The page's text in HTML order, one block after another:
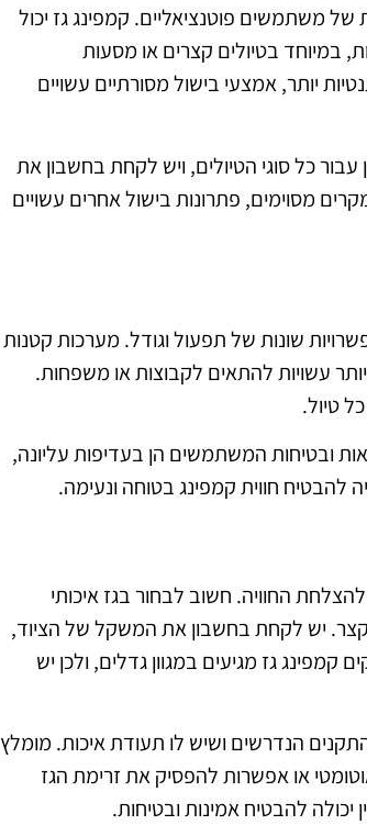
משתמשים פוטנציאליים. קמפינג גז יכול
במיוחד בטיולים קצרים או מסעות
יותר, אמצעי בישול מסורתיים עשויים
כל סוגי הטיולים, ויש לקחת בחשבון את
מסוימים, פתרונות בישול אחרים עשויים
שונות של תפעול וגודל. מערכות קטנות
עשויות להתאים לקבוצות או משפחות.
טיול.
ובטיחות המשתמשים הן בעדיפות עליונה,
להבטיח חווית קמפינג בטוחה ונעימה.
החוויה. חשוב לבחור בגז איכותי
קצר. יש לקחת בחשבון את המשקל של הציוד,
גז מגיעים במגוון גדלים, ולכן יש
הנדרשים ושיש לו תעודת איכות. מומלץ
או אפשרות להפסיק את זרימת הגז
יכולה להבטיח אמינות ובטיחות.